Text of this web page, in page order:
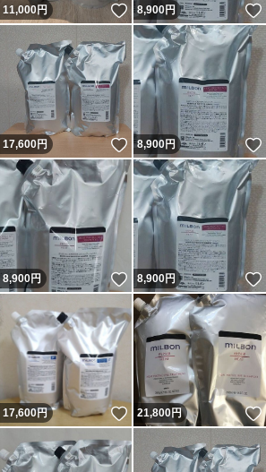
いいね！
11,000円 いいね！
8,900円
いいね！
17,600円 いいね！
8,900円
いいね！
8,900円 いいね！
8,900円
いいね！
17,600円 いいね！
21,800円